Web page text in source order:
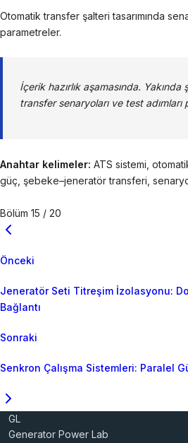
Otomatik transfer şalteri tasarımında
parametreler.
İçerik hazırlık aşamasında.
transfer senaryoları ve test adımları
Anahtar kelimeler: ATS sistemi,
güç, şebeke–jeneratör transferi, senaryo
Bölüm 15 / 20
Önceki
Jeneratör Seti Titreşim İzolasyonu:
Bağlantı
Sonraki
Senkron Çalışma Sistemleri: Paralel
GL
Generator Power Lab